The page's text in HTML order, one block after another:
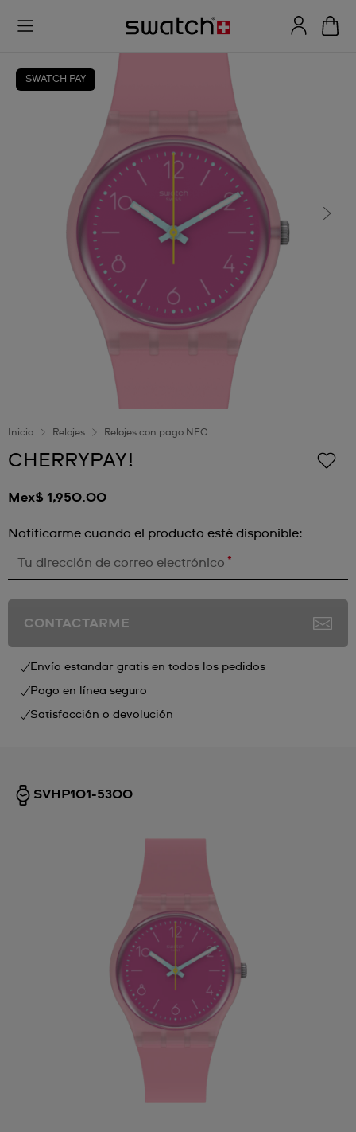
SWATCH PAY
Inicio Relojes Relojes con pago NFC
CHERRYPAY!
Mex$ 1,950.00
Notificarme cuando el producto esté disponible:
Tu dirección de correo electrónico *
CONTACTARME
Envío estandar gratis en todos los pedidos
Pago en línea seguro
Satisfacción o devolución
SVHP101-5300